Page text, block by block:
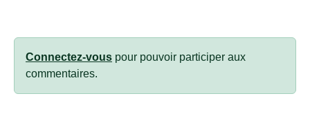
Connectez-vous pour pouvoir participer aux
commentaires.